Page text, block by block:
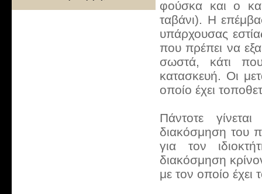
φούσκα και ο
ταβάνι). Η
υπάρχουσας
που πρέπει να
σωστά, κάτι
κατασκευή. Οι
οποίο έχει
Πάντοτε
διακόσμηση του
για τον
διακόσμηση
με τον οποίο έχει